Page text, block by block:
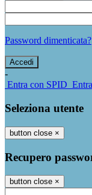
Password dimenticata?
-
Entra con SPID
Seleziona utente
button close ×
Recupero
button close ×